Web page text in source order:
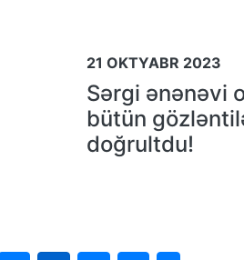
21 OKTYABR 2023
Sərgi ənənəvi
bütün
doğrultdu!